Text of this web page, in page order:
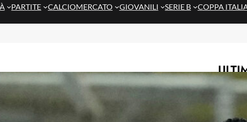
PARTITE CALCIOMERCATO GIOVANILI SERIE B COPPA
29